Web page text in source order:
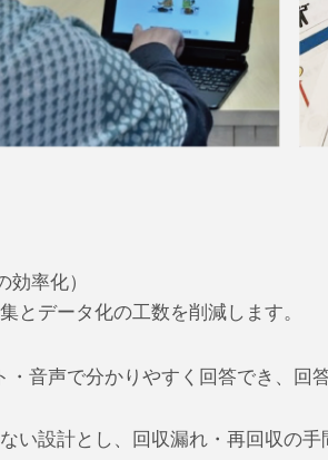
率化）
とデータ化の工数を削減します。
・音声で分かりやすく回答でき、回
い設計とし、回収漏れ・再回収の手